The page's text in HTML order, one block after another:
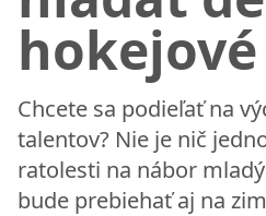
Chcete sa podieľať na
talentov? Nie je nič
ratolesti na nábor
bude prebiehať aj na